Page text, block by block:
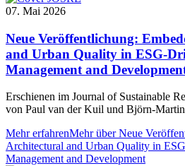
07. Mai 2026
Neue Veröffentlichung:
and Urban Quality in ESG-
Management and
Erschienen im Journal of Sustainable
von Paul van der Kuil und Björn-
Mehr erfahrenMehr über Neue
Architectural and Urban Quality in
Management and Development